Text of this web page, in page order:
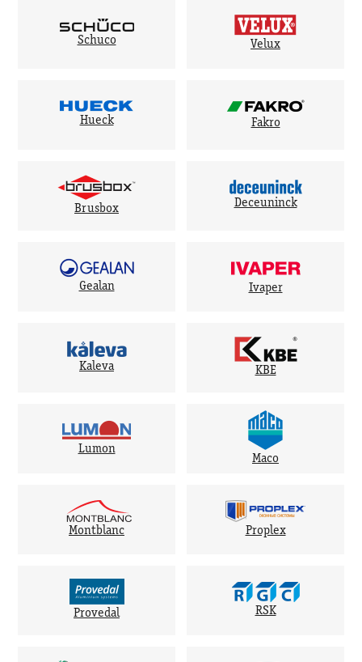
Schuco Velux
Hueck Fakro
Brusbox Deceuninck
Gealan Ivaper
Kaleva KBE
Lumon
Maco
Montblanc Proplex
Provedal RSK